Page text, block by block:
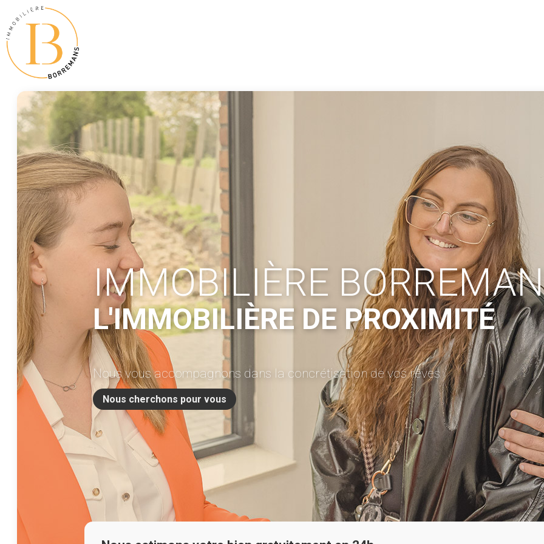
IMMOBILIÈRE
L'IMMOBILIÈRE DE PROXIMITÉ
Nous vous accompagnons dans la concrétisation de vos rêves
Nous cherchons pour vous